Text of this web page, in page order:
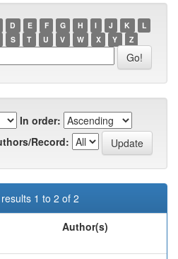
D E F G H I J K
L
S T U V W X Y Z
In order:
Record:
1 to 2 of 2
Author(s)